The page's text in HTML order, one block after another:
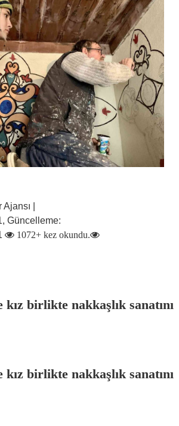
|
Güncelleme:
1072+ kez okundu.
birlikte nakkaşlık sanatını
birlikte nakkaşlık sanatını